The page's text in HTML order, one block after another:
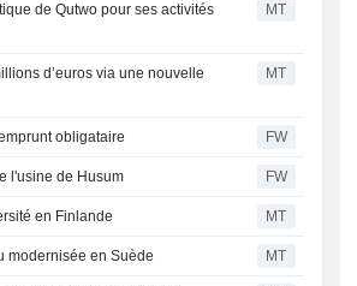
de Qutwo pour ses activités
MT
d’euros via une nouvelle
MT
obligataire FW
l'usine de Husum FW
en Finlande MT
modernisée en Suède MT